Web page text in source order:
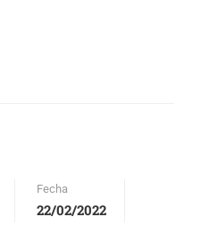
Fecha
22/02/2022